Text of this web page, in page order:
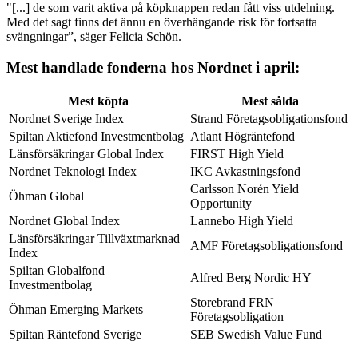
"[...] de som varit aktiva på köpknappen redan fått viss utdelning.
Med det sagt finns det ännu en överhängande risk för fortsatta
svängningar”, säger Felicia Schön.
Mest handlade fonderna hos Nordnet i april:
Mest köpta
Mest sålda
Nordnet Sverige Index
Strand Företagsobligationsfond
Spiltan Aktiefond Investmentbolag Atlant Högräntefond
Länsförsäkringar Global Index
FIRST High Yield
Nordnet Teknologi Index
IKC Avkastningsfond
Öhman Global
Carlsson Norén Yield
Opportunity
Nordnet Global Index
Lannebo High Yield
Länsförsäkringar Tillväxtmarknad
Index
AMF Företagsobligationsfond
Spiltan Globalfond
Investmentbolag
Alfred Berg Nordic HY
Öhman Emerging Markets
Storebrand FRN
Företagsobligation
Spiltan Räntefond Sverige
SEB Swedish Value Fund